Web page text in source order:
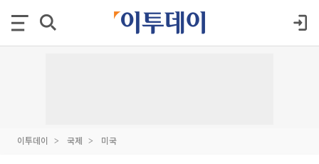
이투데이 국제 미국